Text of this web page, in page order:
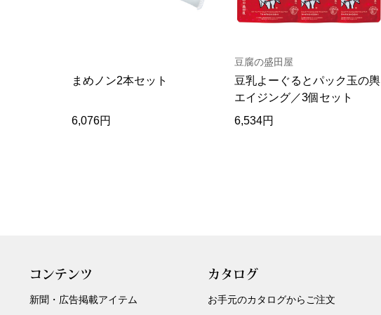
まめノン2本セット
6,076円
豆腐の盛田屋
豆乳よーぐるとパック玉の輿
エイジング／3個セット
6,534円
コンテンツ
新聞・広告掲載アイテム
カタログ
お手元のカタログからご注文